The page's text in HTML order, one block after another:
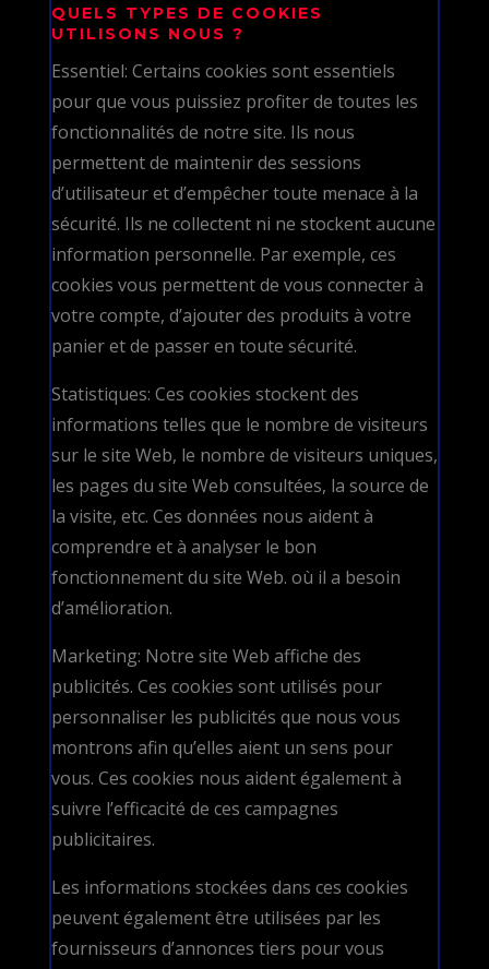
QUELS TYPES DE COOKIES
UTILISONS NOUS ?
Essentiel: Certains cookies sont essentiels
pour que vous puissiez profiter de toutes les
fonctionnalités de notre site. Ils nous
permettent de maintenir des sessions
d’utilisateur et d’empêcher toute menace à la
sécurité. Ils ne collectent ni ne stockent aucune
information personnelle. Par exemple, ces
cookies vous permettent de vous connecter à
votre compte, d’ajouter des produits à votre
panier et de passer en toute sécurité.
Statistiques: Ces cookies stockent des
informations telles que le nombre de visiteurs
sur le site Web, le nombre de visiteurs uniques,
les pages du site Web consultées, la source de
la visite, etc. Ces données nous aident à
comprendre et à analyser le bon
fonctionnement du site Web. où il a besoin
d’amélioration.
Marketing: Notre site Web affiche des
publicités. Ces cookies sont utilisés pour
personnaliser les publicités que nous vous
montrons afin qu’elles aient un sens pour
vous. Ces cookies nous aident également à
suivre l’efficacité de ces campagnes
publicitaires.
Les informations stockées dans ces cookies
peuvent également être utilisées par les
fournisseurs d’annonces tiers pour vous